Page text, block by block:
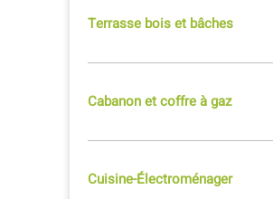
Terrasse bois et bâches
Cabanon et coffre à gaz
Cuisine-Électroménager